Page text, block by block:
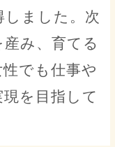
ました。次
み、育てる
でも仕事や
を目指して